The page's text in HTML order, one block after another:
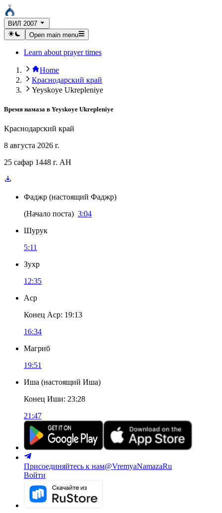
ВИЛ 2007
Open main menu
Learn about prayer times
Home
Краснодарский край
Yeyskoye Ukrepleniye
Время намаза в Yeyskoye Ukrepleniye
Краснодарский край
8 августа 2026 г.
25 сафар 1448 г. AH
Фаджр (настоящий Фаджр)
(Начало поста) 3:04
Шурук
5:11
Зухр
12:35
Аср
Конец Аср: 19:13
16:34
Магриб
19:51
Иша (настоящий Иша)
Конец Иши: 23:28
21:47
Присоединяйтесь к нам@VremyaNamazaRu
Войти